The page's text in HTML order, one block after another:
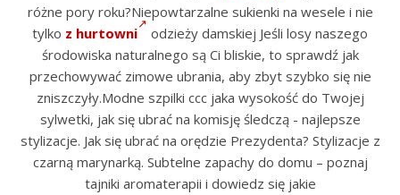
różne pory roku?Niepowtarzalne sukienki na wesele i nie
tylko z hurtowni
odzieży damskiej Jeśli losy naszego
środowiska naturalnego są Ci bliskie, to sprawdź jak
przechowywać zimowe ubrania, aby zbyt szybko się nie
zniszczyły.Modne szpilki ccc jaka wysokość do Twojej
sylwetki, jak się ubrać na komisję śledczą - najlepsze
stylizacje. Jak się ubrać na orędzie Prezydenta? Stylizacje z
czarną marynarką. Subtelne zapachy do domu – poznaj
tajniki aromaterapii i dowiedz się jakie